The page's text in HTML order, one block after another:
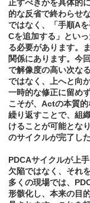
正すべきかを具体的
的な反省で終わらせ
ではなく、「手順A
Cを追加する」とい
る必要があります。
関係にあります。今
で解像度の高い次な
ではなく、上へと向
一時的な修正に留め
こそが、Actの本質
繰り返すことで、組
けることが可能とな
のサイクルが完了し
PDCAサイクルが上
欠陥ではなく、それ
多くの現場では、
形骸化し、本来の目